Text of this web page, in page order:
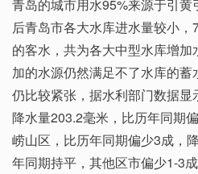
青岛的城市用水95%来源于引
后青岛市各大水库进水量较小
的客水，共为各大中型水库增
加的水源仍然满足不了水库的
仍比较紧张，据水利部门数据
降水量203.2毫米，比历年同期
崂山区，比历年同期偏少3成，
年同期持平，其他区市偏少1-3